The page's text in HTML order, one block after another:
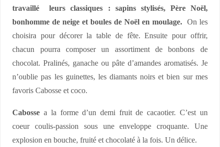
travaillé leurs classiques : sapins stylisés, Père Noël,
bonhomme de neige et boules de Noël en moulage.On les
choisira pour décorer la table de fête. Ensuite pour offrir,
chacun pourra composer un assortiment de bonbons de
chocolat. Pralinés, ganache ou pâte d’amandes aromatisés. Je
n’oublie pas les guinettes, les diamants noirs et bien sur mes
favoris Cabosse et coco.
Cabosse a la forme d’un demi fruit de cacaotier. C’est un
coeur coulis-passion sous une enveloppe croquante. Une
explosion en bouche, fruité et chocolaté à la fois. Un délice.